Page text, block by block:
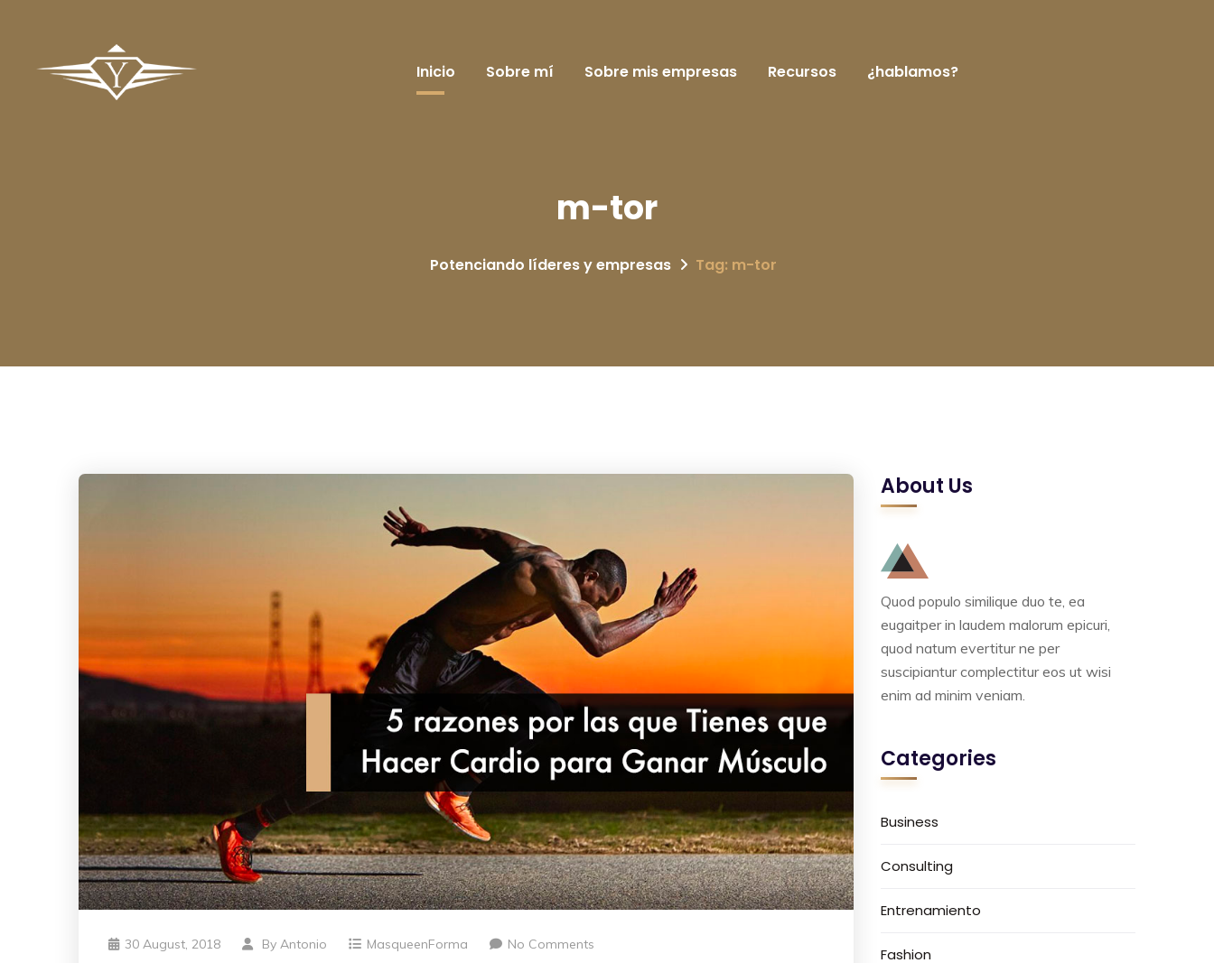
Inicio Sobre mí Sobre mis empresas Recursos ¿hablamos?
m-tor
Potenciando líderes y empresas Tag: m-tor
30 August, 2018 By Antonio MasqueenForma No Comments
About Us
Quod populo similique duo te, ea
eugaitper in laudem malorum epicuri,
quod natum evertitur ne per
suscipiantur complectitur eos ut wisi
enim ad minim veniam.
Categories
Business
Consulting
Entrenamiento
Fashion